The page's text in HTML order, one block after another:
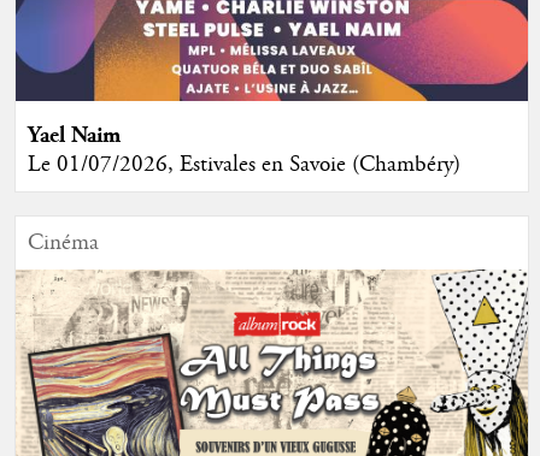
Yael Naim
Le 01/07/2026, Estivales en Savoie (Chambéry)
Cinéma